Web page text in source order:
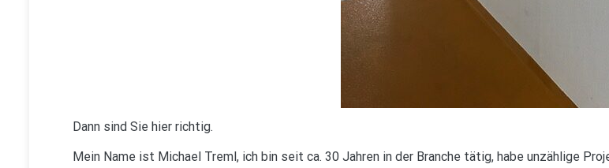
Dann sind Sie hier richtig.
Mein Name ist Michael Treml, ich bin seit ca. 30 Jahren in der Branche tätig, habe unzählige